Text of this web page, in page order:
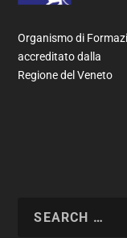
Organismo di
accreditato dalla
Regione del Veneto